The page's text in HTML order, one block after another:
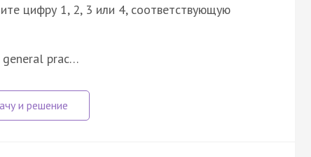
цифру 1, 2, 3 или 4, соответствующую
general prac…